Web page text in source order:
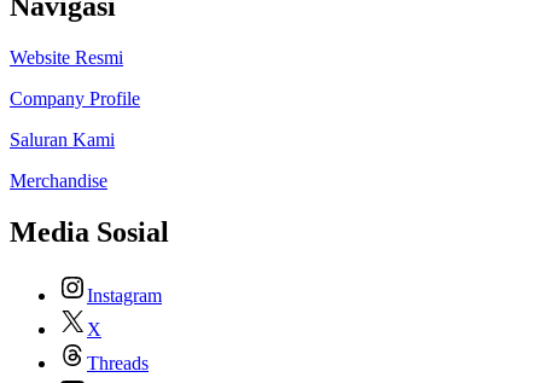
Navigasi
Website Resmi
Company Profile
Saluran Kami
Merchandise
Media Sosial
Instagram
X
Threads